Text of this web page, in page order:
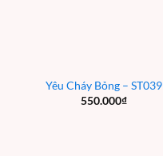
Yêu Cháy Bỏng – ST039
550.000₫